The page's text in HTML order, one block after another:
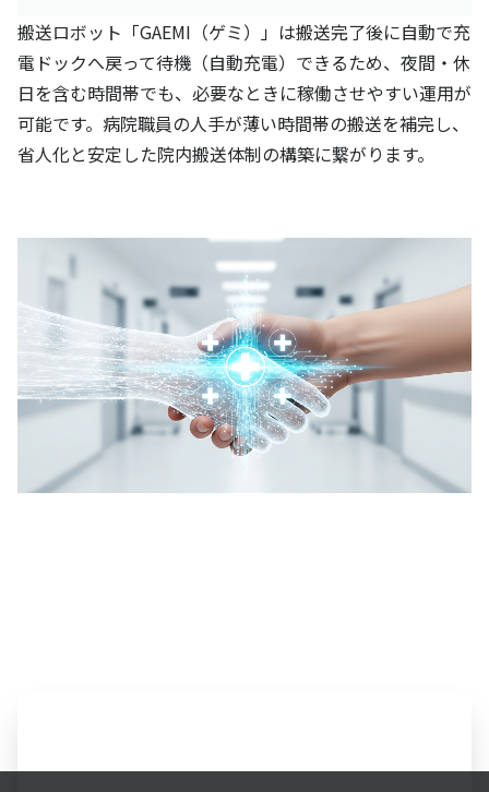
搬送ロボット「GAEMI（ゲミ）」は搬送完了後に自動で充
電ドックへ戻って待機（自動充電）できるため、夜間・休
日を含む時間帯でも、必要なときに稼働させやすい運用が
可能です。病院職員の人手が薄い時間帯の搬送を補完し、
省人化と安定した院内搬送体制の構築に繋がります。